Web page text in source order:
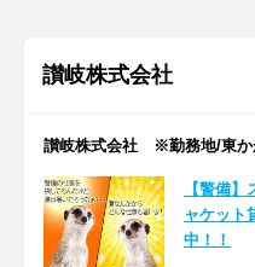
讃岐株式会社
讃岐株式会社 ※勤務地/東か
【警備
ャケット
中！！